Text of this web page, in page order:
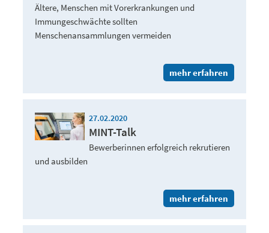
Ältere, Menschen mit Vorerkrankungen und
Immungeschwächte sollten
Menschenansammlungen vermeiden
mehr erfahren
27.02.2020
MINT-Talk
Bewerberinnen erfolgreich rekrutieren
und ausbilden
mehr erfahren